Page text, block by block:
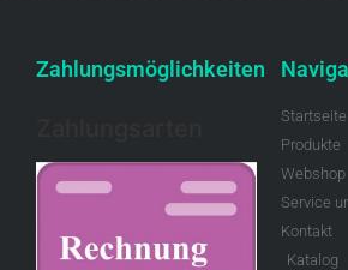
Zahlungsmöglichkeiten
Startseite
Produkte
Webshop
Service
Kontakt
Katalog